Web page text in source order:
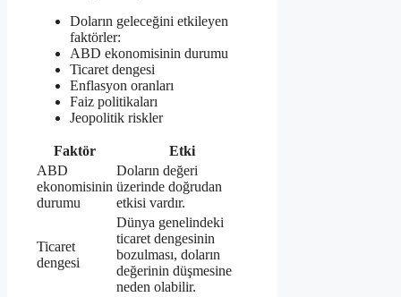
Doların geleceğini etkileyen
faktörler:
ABD ekonomisinin durumu
Ticaret dengesi
Enflasyon oranları
Faiz politikaları
Jeopolitik riskler
Faktör
Etki
ABD
ekonomisinin
durumu
Doların değeri
üzerinde doğrudan
etkisi vardır.
Ticaret
dengesi
Dünya genelindeki
ticaret dengesinin
bozulması, doların
değerinin düşmesine
neden olabilir.